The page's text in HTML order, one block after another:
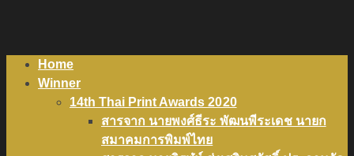
Home
Winner
14th Thai Print Awards 2020
สารจาก นายพงศ์ธีระ พัฒนพีระเดช นายก
สมาคมการพิมพ์ไทย